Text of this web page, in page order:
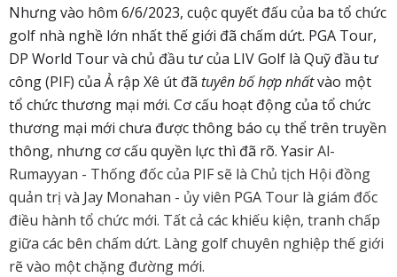
Nhưng vào hôm 6/6/2023, cuộc quyết đấu của ba tổ chức
golf nhà nghề lớn nhất thế giới đã chấm dứt. PGA Tour,
DP World Tour và chủ đầu tư của LIV Golf là Quỹ đầu tư
công (PIF) của Ả rập Xê út đã tuyên bố hợp nhấtvào một
tổ chức thương mại mới. Cơ cấu hoạt động của tổ chức
thương mại mới chưa được thông báo cụ thể trên truyền
thông, nhưng cơ cấu quyền lực thì đã rõ. YasirAl-
Rumayyan - Thống đốc của PIF sẽ là Chủ tịch Hội đồng
quản trị và Jay Monahan - ủy viên PGA Tour là giám đốc
điều hành tổ chức mới. Tất cả các khiếu kiện, tranh chấp
giữa các bên chấm dứt. Làng golf chuyên nghiệp thế giới
rẽ vào một chặng đường mới.